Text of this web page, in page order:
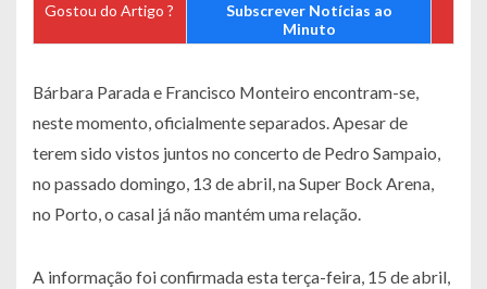
Gostou do Artigo ?
Subscrever Notícias ao
Minuto
Bárbara Parada e Francisco Monteiro encontram-se,
neste momento, oficialmente separados. Apesar de
terem sido vistos juntos no concerto de Pedro Sampaio,
no passado domingo, 13 de abril, na Super Bock Arena,
no Porto, o casal já não mantém uma relação.
A informação foi confirmada esta terça-feira, 15 de abril,